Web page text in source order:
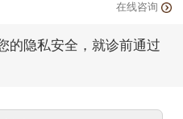
在线咨询
的隐私安全，就诊前通过